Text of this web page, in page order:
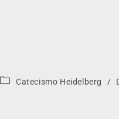
Catecismo Heidelberg /